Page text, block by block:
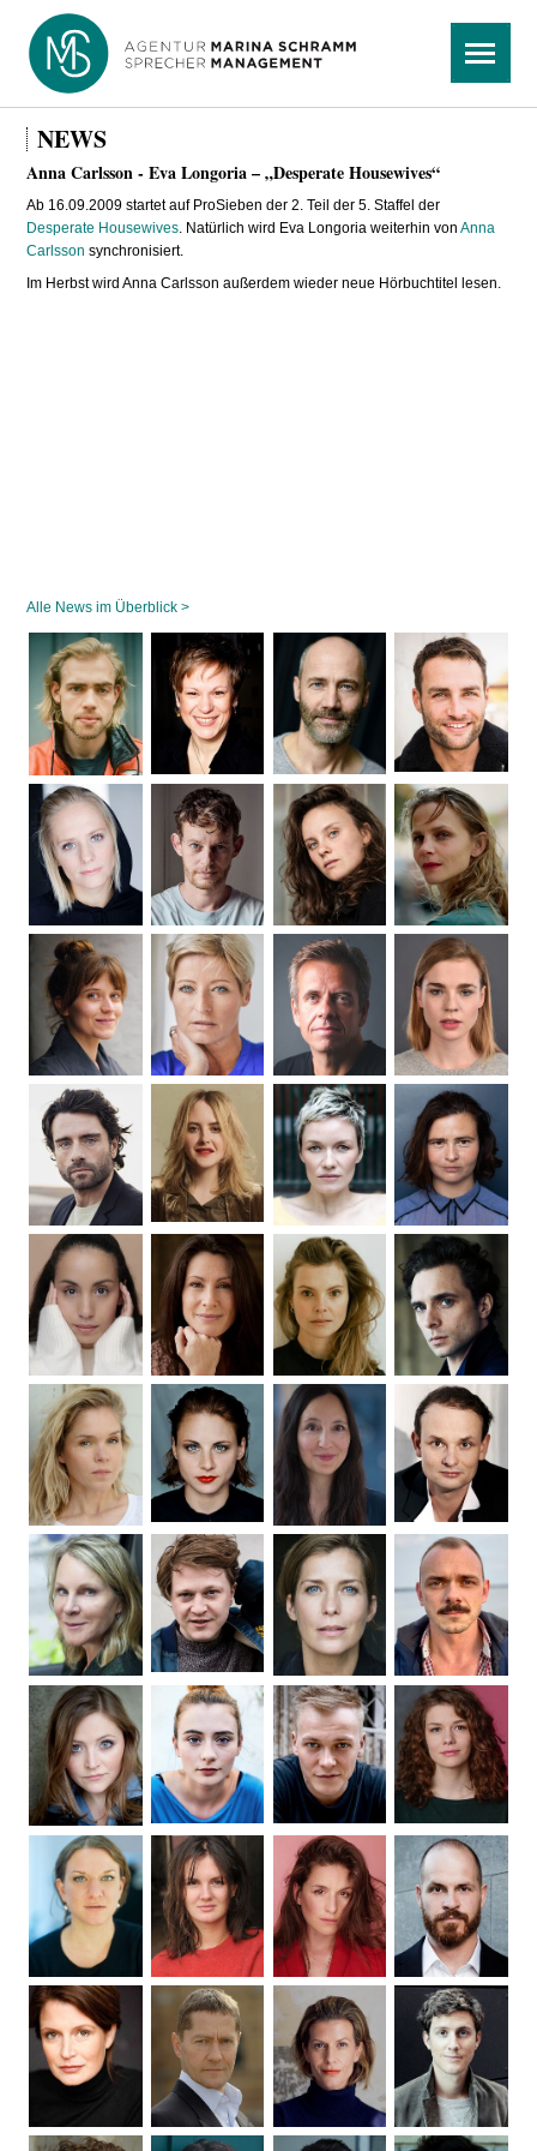
Navigation
überspringen
NEWS
Anna Carlsson - Eva Longoria – „Desperate Housewives“
Ab 16.09.2009 startet auf ProSieben der 2. Teil der 5. Staffel der
Desperate Housewives . Natürlich wird Eva Longoria weiterhin vonAnna
Carlsson synchronisiert.
Im Herbst wird Anna Carlsson außerdem wieder neue Hörbuchtitel lesen.
Alle News im Überblick >
Navigation
überspringen